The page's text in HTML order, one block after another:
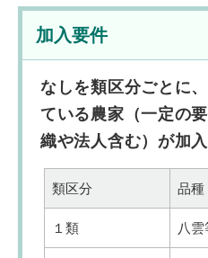
加入要件
なしを類区分ごとに
ている農家（一定の
織や法人含む）が加入
類区分 品種
１類 八雲